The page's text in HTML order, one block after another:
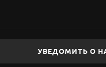
УВЕДОМИТЬ О